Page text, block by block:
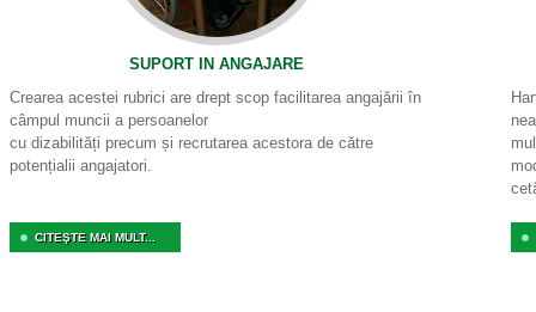
SUPORT IN ANGAJARE
Crearea acestei rubrici are drept scop facilitarea angajării în
câmpul muncii a persoanelor
cu dizabilități precum și recrutarea acestora de către
potențialii angajatori.
CITEŞTE MAI MULT...